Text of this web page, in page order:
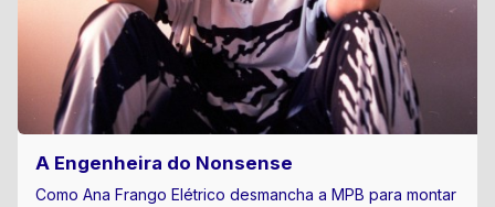
A Engenheira do Nonsense
Como Ana Frango Elétrico desmancha a MPB para montar